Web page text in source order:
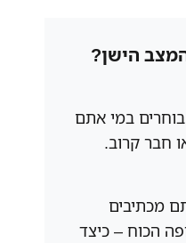
הישן?
במי אתם
חבר קרוב.
מכתיבים
הכוח – כיצד